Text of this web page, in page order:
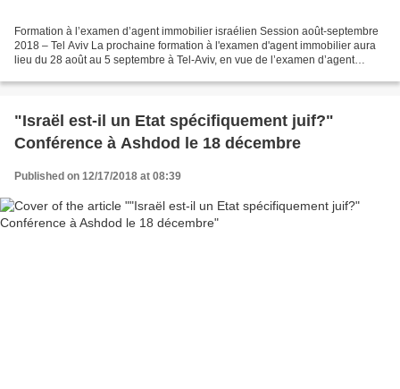
Formation à l’examen d’agent immobilier israélien Session août-septembre
2018 – Tel Aviv La prochaine formation à l'examen d'agent immobilier aura
lieu du 28 août au 5 septembre à Tel-Aviv, en vue de l’examen d’agent
"Israël est-il un Etat spécifiquement juif?"
Conférence à Ashdod le 18 décembre
Published on 12/17/2018 at 08:39